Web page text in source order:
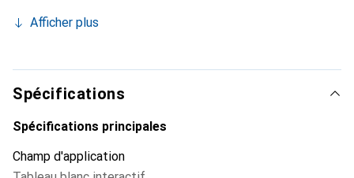
Pro offre des fonctions tactiles multipoints permettant à
une meilleure interactivité.
Afficher plus
Spécifications
Spécifications principales
Champ d'application